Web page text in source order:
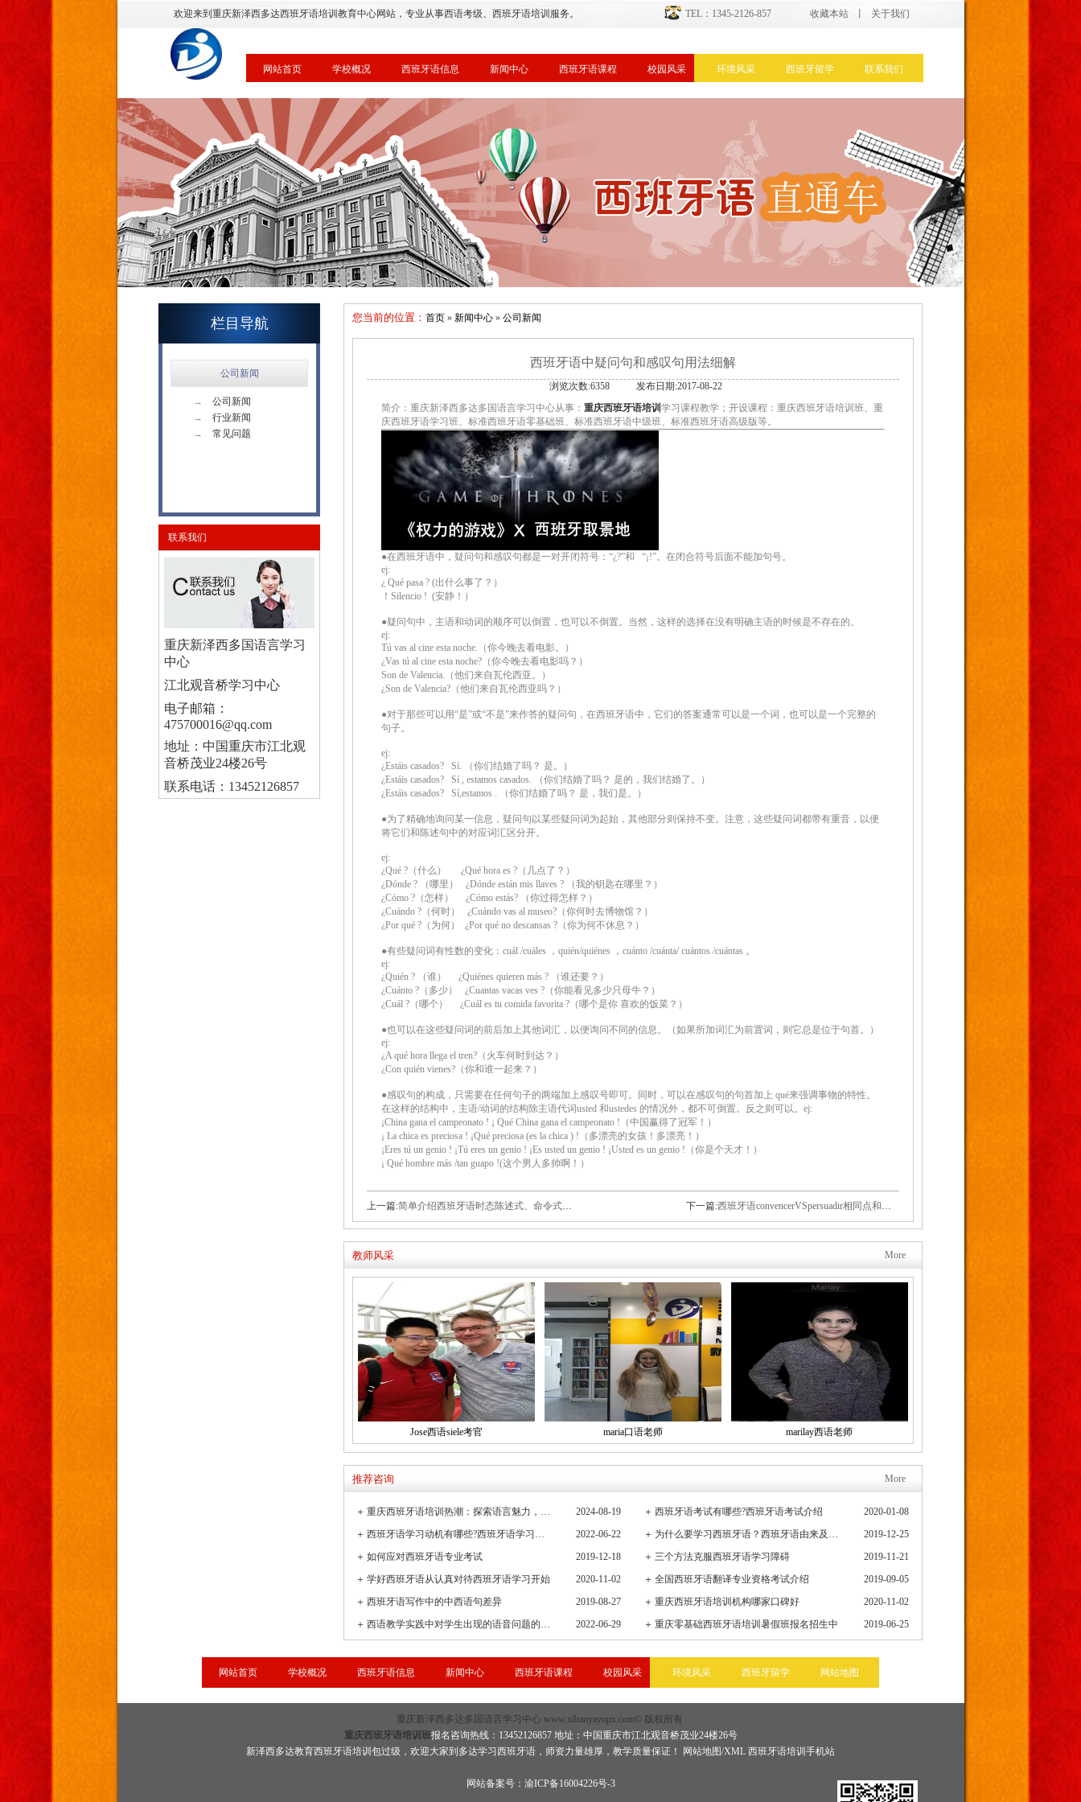
欢迎来到重庆新泽西多达西班牙语培训教育中心网站，专业从事西语考级、西班牙语培训服务。 收藏本站 关于我们
TEL：1345-2126-857
网站首页 学校概况 西班牙语信息 新闻中心 西班牙语课程 校园风采 环境风采 西班牙留学 联系我们
栏目导航
公司新闻
→
公司新闻
→
行业新闻
→
常见问题
联系我们
重庆新泽西多国语言学习
中心
江北观音桥学习中心
电子邮箱：
475700016@qq.com
地址：中国重庆市江北观
音桥茂业24楼26号
联系电话：13452126857
您当前的位置： 首页 » 新闻中心 » 公司新闻
西班牙语中疑问句和感叹句用法细解
浏览次数:6358
发布日期:2017-08-22
简介：重庆新泽西多达多国语言学习中心从事： 重庆西班牙语培训 学习课程教学；开设课程：重庆西班牙语培训班、重
庆西班牙语学习班、标准西班牙语零基础班、标准西班牙语中级班、标准西班牙语高级版等。
●在西班牙语中，疑问句和感叹句都是一对开闭符号：“¿?”和 “¡!”。在闭合符号后面不能加句号。
ej:
¿ Qué pasa ? (出什么事了？）
！Silencio ! (安静！）
●疑问句中，主语和动词的顺序可以倒置，也可以不倒置。当然，这样的选择在没有明确主语的时候是不存在的。
ej:
Tú vas al cine esta noche.（你今晚去看电影。）
¿Vas tú al cine esta noche?（你今晚去看电影吗？）
Son de Valencia.（他们来自瓦伦西亚。）
¿Son de Valencia?（他们来自瓦伦西亚吗？）
●对于那些可以用“是”或“不是”来作答的疑问句，在西班牙语中，它们的答案通常可以是一个词，也可以是一个完整的
句子。
ej:
¿Estáis casados? Sí. （你们结婚了吗？ 是。）
¿Estáis casados? Sí , estamos casados. （你们结婚了吗？ 是的，我们结婚了。）
¿Estáis casados? Sí,estamos . （你们结婚了吗？ 是，我们是。）
●为了精确地询问某一信息，疑问句以某些疑问词为起始，其他部分则保持不变。注意，这些疑问词都带有重音，以便
将它们和陈述句中的对应词汇区分开。
ej:
¿Qué ?（什么） ¿Qué hora es ?（几点了？）
¿Dónde ? （哪里） ¿Dónde están mis llaves ? （我的钥匙在哪里？）
¿Cómo ?（怎样） ¿Cómo estás? （你过得怎样？）
¿Cuándo ?（何时） ¿Cuándo vas al museo?（你何时去博物馆？）
¿Por qué ?（为何） ¿Por qué no descansas ?（你为何不休息？）
●有些疑问词有性数的变化：cuál /cuáles ，quién/quiénes ，cuánto /cuánta/ cuántos /cuántas 。
ej:
¿Quién ? （谁） ¿Quiénes quieren más ? （谁还要？）
¿Cuánto ?（多少） ¿Cuantas vacas ves ?（你能看见多少只母牛？）
¿Cuál ?（哪个） ¿Cuál es tu comida favorita ?（哪个是你 喜欢的饭菜？）
●也可以在这些疑问词的前后加上其他词汇，以便询问不同的信息。（如果所加词汇为前置词，则它总是位于句首。）
ej:
¿A qué hora llega el tren?（火车何时到达？）
¿Con quién vienes?（你和谁一起来？）
●感叹句的构成，只需要在任何句子的两端加上感叹号即可。同时，可以在感叹句的句首加上 qué来强调事物的特性。
在这样的结构中，主语/动词的结构除主语代词usted 和ustedes 的情况外，都不可倒置。反之则可以。ej:
¡China gana el campeonato ! ¡ Qué China gana el campeonato !（中国赢得了冠军！）
¡ La chica es preciosa ! ¡Qué preciosa (es la chica ) !（多漂亮的女孩！多漂亮！）
¡Eres tú un genio ! ¡Tú eres un genio ! ¡Es usted un genio ! ¡Usted es un genio !（你是个天才！）
¡ Qué hombre más /tan guapo !(这个男人多帅啊！）
上一篇:简单介绍西班牙语时态陈述式、命令式、虚拟式 下一篇:西班牙语convencerVSpersuadir相同点和不同点
教师风采 More
Jose西语siele考官 maria口语老师 marilay西语老师
推荐咨询 More
＋ 重庆西班牙语培训热潮：探索语言魅力，连接全球文化桥梁 2024-08-19 ＋ 西班牙语考试有哪些?西班牙语考试介绍
2020-01-08
＋
西班牙语学习动机有哪些?西班牙语学习重要性有哪些 2022-06-22 ＋ 为什么要学习西班牙语？西班牙语由来及发展史
2019-12-25
＋ 如何应对西班牙语专业考试 2019-12-18 ＋ 三个方法克服西班牙语学习障碍
2019-11-21
＋ 学好西班牙语从认真对待西班牙语学习开始 2020-11-02 ＋ 全国西班牙语翻译专业资格考试介绍
2019-09-05
＋ 西班牙语写作中的中西语句差异 2019-08-27 ＋ 重庆西班牙语培训机构哪家口碑好
2020-11-02
＋
西语教学实践中对学生出现的语音问题的观察与小结 2022-06-29 ＋ 重庆零基础西班牙语培训暑假班报名招生中 2019-06-25
网站首页 学校概况 西班牙语信息 新闻中心 西班牙语课程 校园风采 环境风采 西班牙留学 网站地图
重庆新泽西多达多国语言学习中心 www.xibanyayupx.com© 版权所有
重庆西班牙语培训班报名咨询热线：13452126857 地址：中国重庆市江北观音桥茂业24楼26号
新泽西多达教育西班牙语培训包过级，欢迎大家到多达学习 西班牙语 ，师资力量雄厚，教学质量保证！ 网站地图/XML 西班牙语培训手机站
网站备案号：渝ICP备16004226号-3